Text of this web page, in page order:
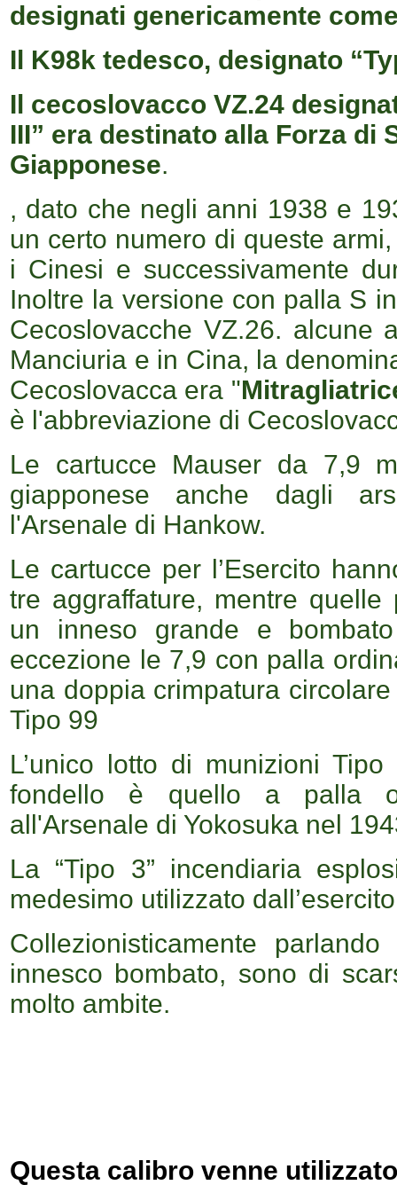
designati genericamente
Il K98k tedesco, designato
Il cecoslovacco VZ.24
III” era destinato alla Forza di
Giapponese.
, dato che negli anni 1938 e
un certo numero di queste
i Cinesi e successivamente
Inoltre la versione con palla S
Cecoslovacche VZ.26. alcune
Manciuria e in Cina, la
Cecoslovacca era "
è l'abbreviazione di
Le cartucce Mauser da 7,9
giapponese anche dagli
l'Arsenale di Hankow.
Le cartucce per l’Esercito
tre aggraffature, mentre
un inneso grande e
eccezione le 7,9 con palla
una doppia crimpatura
Tipo 99
L’unico lotto di munizioni
fondello è quello a palla
all'Arsenale di Yokosuka nel
La “Tipo 3” incendiaria
medesimo utilizzato
Collezionisticamente
innesco bombato, sono di
molto ambite.
Questa calibro venne